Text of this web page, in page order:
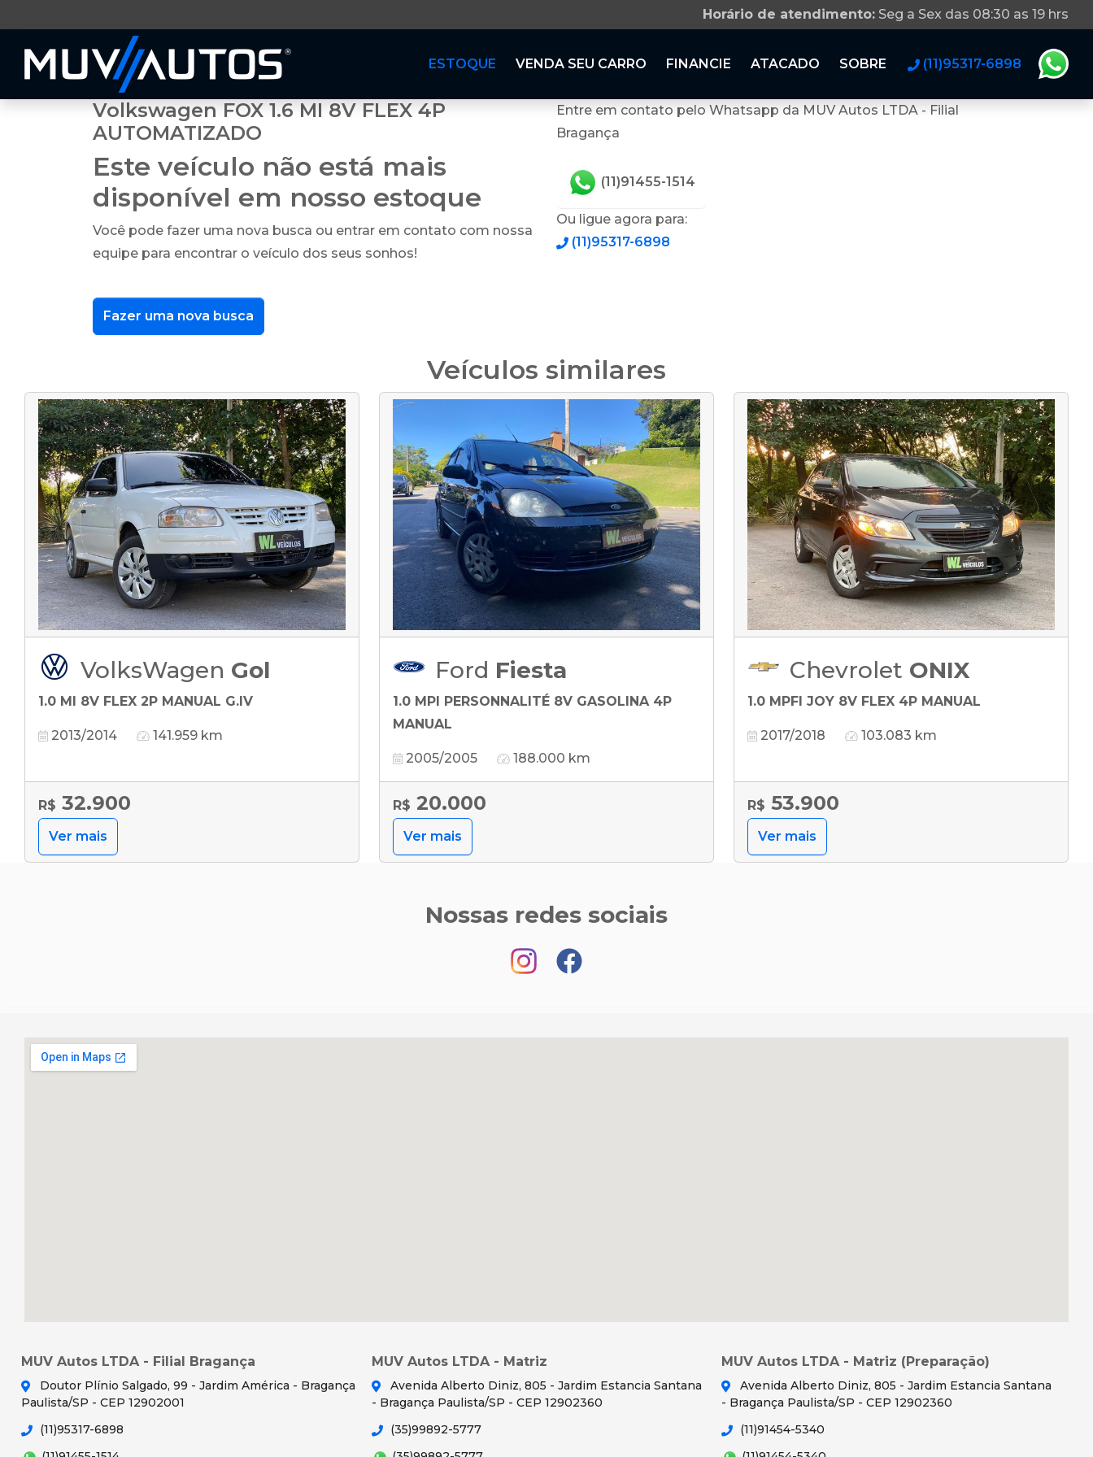
Horário de atendimento: Seg a Sex das 08:30 as 19 hrs
ESTOQUE VENDA SEU CARRO FINANCIE ATACADO SOBRE (11)95317-6898
Volkswagen FOX 1.6 MI 8V FLEX 4P
AUTOMATIZADO
Este veículo não está mais
disponível em nosso estoque
Você pode fazer uma nova busca ou entrar em contato com nossa
equipe para encontrar o veículo dos seus sonhos!
Fazer uma nova busca
Entre em contato pelo Whatsapp da MUV Autos LTDA - Filial
Bragança
(11)91455-1514
Ou ligue agora para:
(11)95317-6898
Veículos similares
VolksWagen Gol
1.0 MI 8V FLEX 2P MANUAL G.IV
2013/2014 141.959 km
R$ 32.900
Ver mais
Ford Fiesta
1.0 MPI PERSONNALITÉ 8V GASOLINA 4P
MANUAL
2005/2005 188.000 km
R$ 20.000
Ver mais
Chevrolet ONIX
1.0 MPFI JOY 8V FLEX 4P MANUAL
2017/2018 103.083 km
R$ 53.900
Ver mais
Nossas redes sociais
MUV Autos LTDA - Filial Bragança
Doutor Plínio Salgado, 99 - Jardim América - Bragança
Paulista/SP - CEP 12902001
(11)95317-6898
MUV Autos LTDA - Matriz
Avenida Alberto Diniz, 805 - Jardim Estancia Santana
- Bragança Paulista/SP - CEP 12902360
(35)99892-5777
MUV Autos LTDA - Matriz (Preparação)
Avenida Alberto Diniz, 805 - Jardim Estancia Santana
- Bragança Paulista/SP - CEP 12902360
(11)91454-5340